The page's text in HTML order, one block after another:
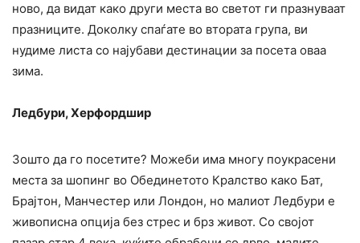
ново, да видат како други места во светот ги празнуваат
празниците. Доколку спаѓате во втората група, ви
нудиме листа со најубави дестинации за посета оваа
зима.
Ледбури, Херфордшир
Зошто да го посетите? Можеби има многу поукрасени
места за шопинг во Обединетото Кралство како Бат,
Брајтон, Манчестер или Лондон, но малиот Ледбури е
живописна опција без стрес и брз живот. Со својот